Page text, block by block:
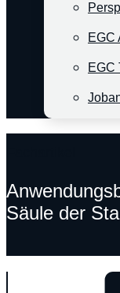
EGC
EGC
Säule der